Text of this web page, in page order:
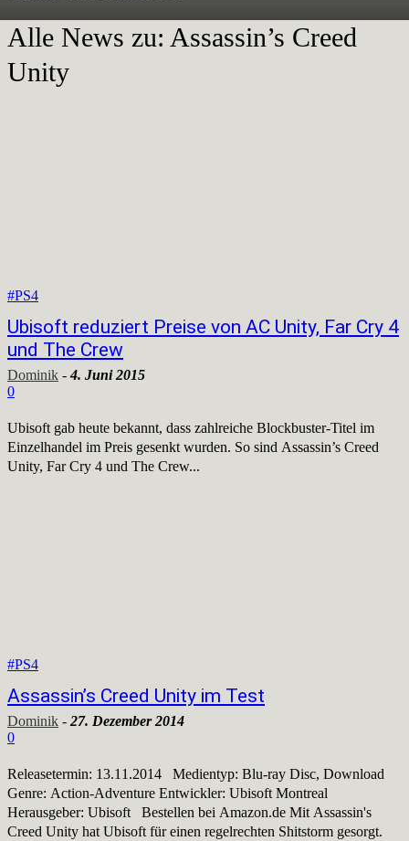
Alle News zu: Assassin’s Creed
Unity
#PS4
Ubisoft reduziert Preise von AC Unity, Far Cry 4
und The Crew
Dominik - 4. Juni 2015
0
Ubisoft gab heute bekannt, dass zahlreiche Blockbuster-Titel im
Einzelhandel im Preis gesenkt wurden. So sind Assassin’s Creed
Unity, Far Cry 4 und The Crew...
#PS4
Assassin’s Creed Unity im Test
Dominik - 27. Dezember 2014
0
Releasetermin: 13.11.2014 Medientyp: Blu-ray Disc, Download
Genre: Action-Adventure Entwickler: Ubisoft Montreal
Herausgeber: Ubisoft Bestellen bei Amazon.de Mit Assassin's
Creed Unity hat Ubisoft für einen regelrechten Shitstorm gesorgt.